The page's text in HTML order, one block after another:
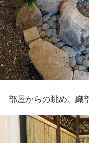
部屋からの眺め。織